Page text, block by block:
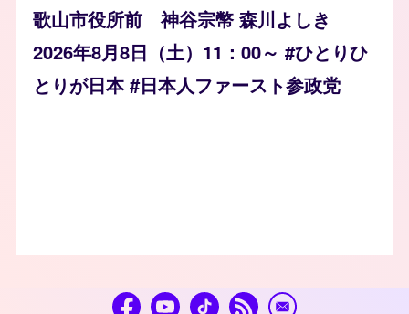
歌山市役所前 神谷宗幣 森川よしき
2026年8月8日（土）11：00～ #ひとりひ
とりが日本 #日本人ファースト参政党